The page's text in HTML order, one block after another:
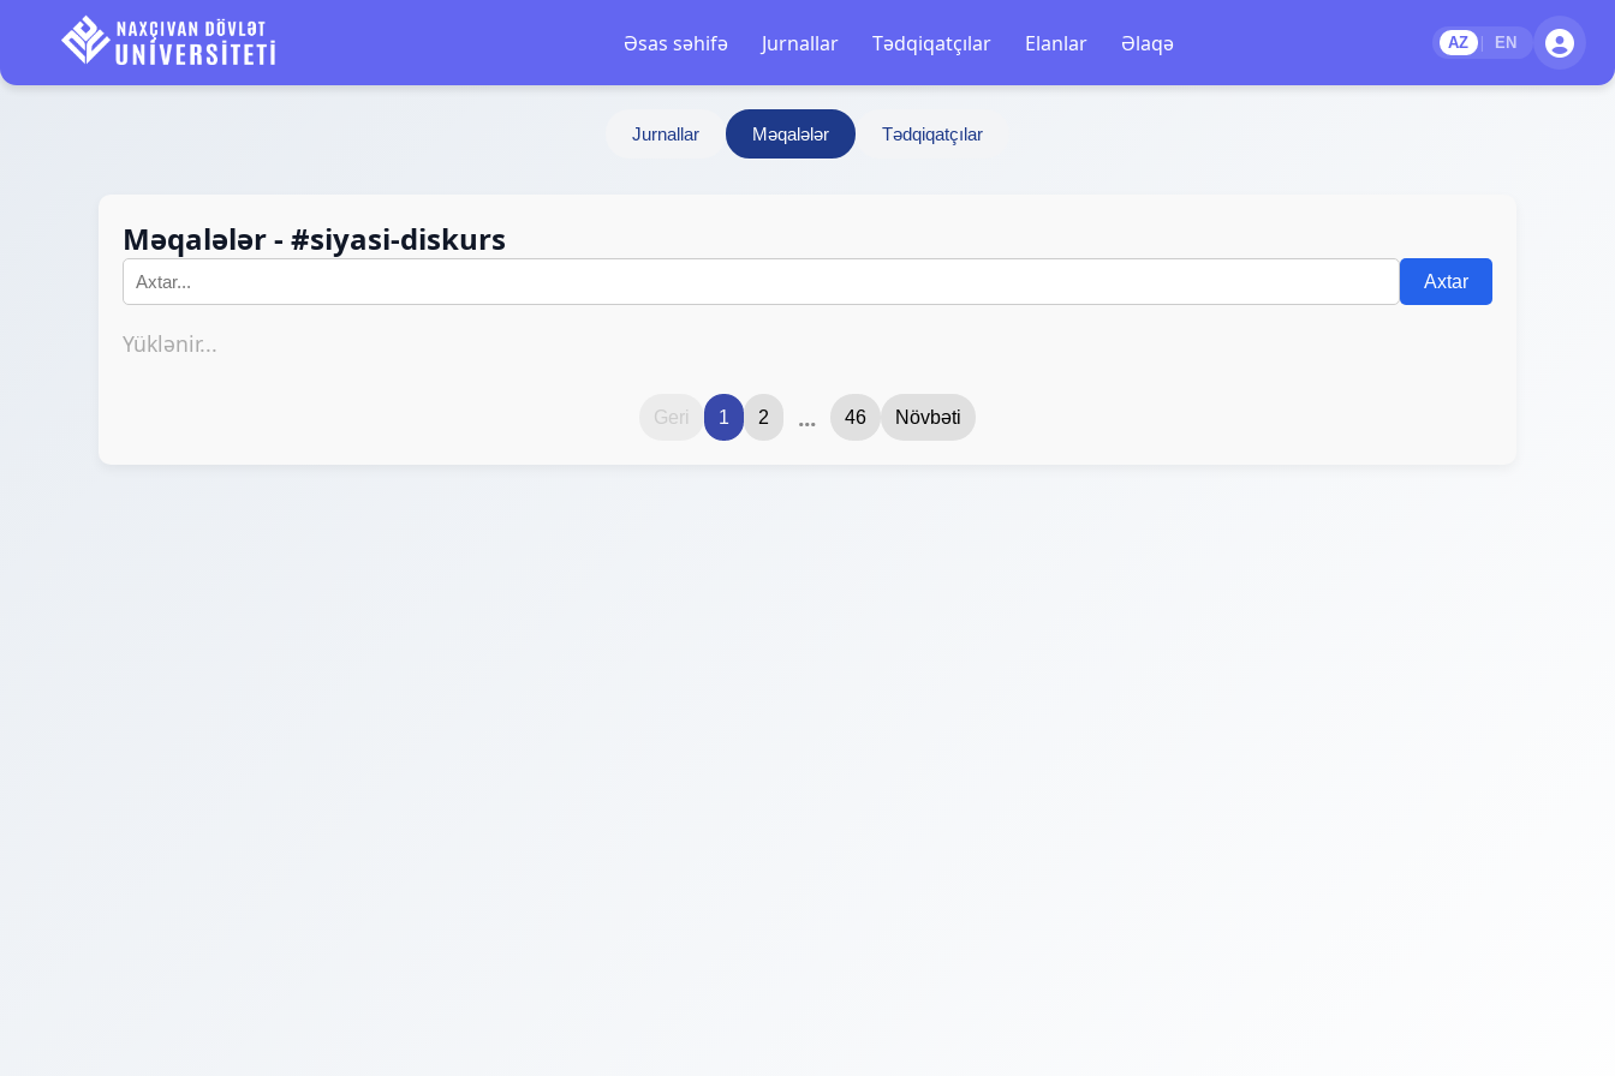
Əsas səhifə Jurnallar Tədqiqatçılar Elanlar Əlaqə AZ | EN
Jurnallar Məqalələr Tədqiqatçılar
Məqalələr - #siyasi-diskurs
Axtar
Yüklənir...
Geri 1 2 ... 46 Növbəti